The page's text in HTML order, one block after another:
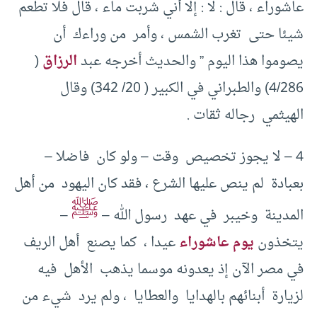
عاشوراء ، قال : لا : إلا أني شربت ماء ، قال فلا تطعم
شيئا حتى تغرب الشمس ، وأمر من وراءك أن
يصوموا هذا اليوم ” والحديث أخرجه عبدالرزاق(
4/286) والطبراني في الكبير ( 20/ 342) وقال
الهيثمي رجاله ثقات .
4 – لا يجوز تخصيص وقت – ولو كان فاضلا –
بعبادة لم ينص عليها الشرع ، فقد كان اليهود من أهل
المدينة وخيبر في عهد رسول الله –ﷺ–
يتخذونيوم عاشوراءعيدا ، كما يصنع أهل الريف
في مصر الآن إذ يعدونه موسما يذهب الأهل فيه
لزيارة أبنائهم بالهدايا والعطايا ، ولم يرد شيء من